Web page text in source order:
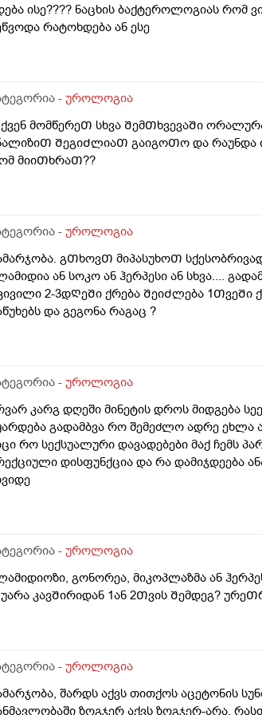
ისე???? ნაცხის ბაქტეროლოგიას
რატოხდება ან ესე
- უროლოგია
მომწერეᲗ სხვა ᲨემᲗხვევაᲨი
ᲨეგიᲫლიაᲗ გაიგოᲗო და რაუნდა
მიიᲗხრაᲗ??
- უროლოგია
გᲗხოვᲗ მიპასუხოᲗ
ან სოკო ან ჰერპესი ან სხვა....
2-3დᲦეᲨი ქრება ᲨეიᲫლება
და გეგონა რაგაც ?
- უროლოგია
კარგ დღეში მინეტის დროს მიდგება
გადამბვა რო შემეძლო ადრე ეხლა
რო სექსუალური დავადებები მაქ ჩემს
დისფუნქცია და რა დამიჯდეება
- უროლოგია
გონორეა, მიკოპლაზმა ან
კავᲨირიდან 1ან 2Თვის Შემდეგ?
- უროლოგია
შარდს აქვს თითქოს აცეტონის
ზოგჯერ აქვს ზოგჯერ-არა.